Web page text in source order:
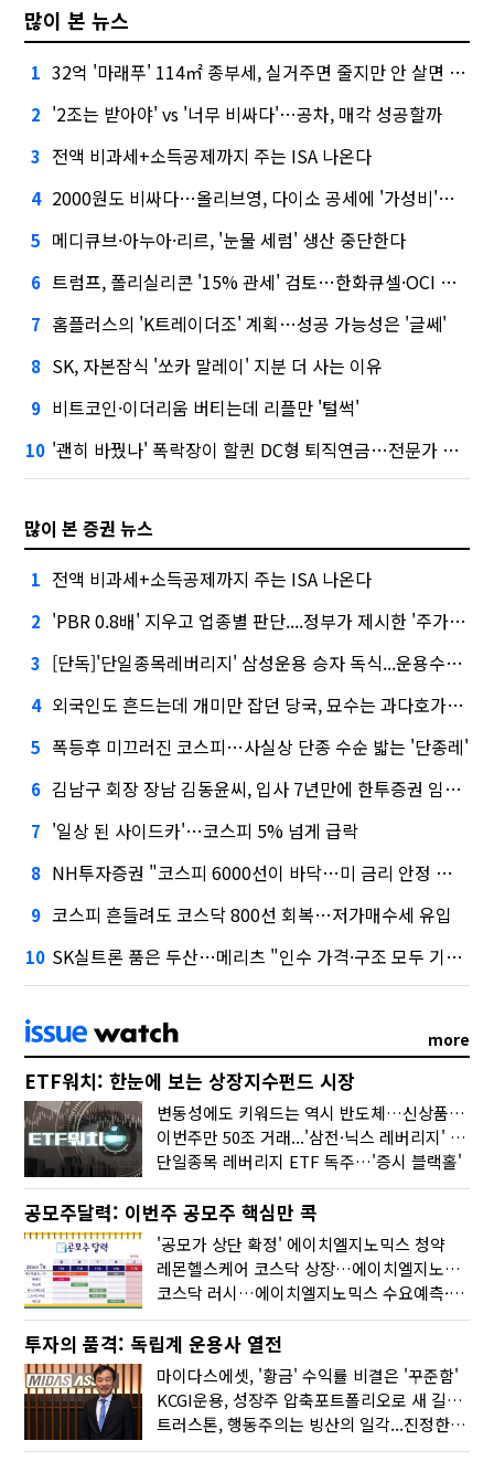
많이 본 뉴스
1 32억 '마래푸' 114㎡ 종부세, 실거주면 줄지만 안 살면 2.5배
2 '2조는 받아야' vs '너무 비싸다'…공차, 매각 성공할까
3 전액 비과세+소득공제까지 주는 ISA 나온다
4 2000원도 비싸다…올리브영, 다이소 공세에 '가성비'로 맞불
5 메디큐브·아누아·리르, '눈물 세럼' 생산 중단한다
6 트럼프, 폴리실리콘 '15% 관세' 검토…한화큐셀·OCI 영향은?
7 홈플러스의 'K트레이더조' 계획…성공 가능성은 '글쎄'
8 SK, 자본잠식 '쏘카 말레이' 지분 더 사는 이유
9 비트코인·이더리움 버티는데 리플만 '털썩'
10 '괜히 바꿨나' 폭락장이 할퀸 DC형 퇴직연금…전문가 조언은
많이 본 증권 뉴스
1 전액 비과세+소득공제까지 주는 ISA 나온다
2 'PBR 0.8배' 지우고 업종별 판단....정부가 제시한 '주가 누르기' 방지법
3 [단독]'단일종목레버리지' 삼성운용 승자 독식...운용수익 미래에셋의 6배
4 외국인도 흔드는데 개미만 잡던 당국, 묘수는 과다호가부담금?
5 폭등후 미끄러진 코스피…사실상 단종 수순 밟는 '단종레'
6 김남구 회장 장남 김동윤씨, 입사 7년만에 한투증권 임원 승진
7 '일상 된 사이드카'…코스피 5% 넘게 급락
8 NH투자증권 "코스피 6000선이 바닥…미 금리 안정 후 추가 회복"
9 코스피 흔들려도 코스닥 800선 회복…저가매수세 유입
10 SK실트론 품은 두산…메리츠 "인수 가격·구조 모두 기대 이상"
more
ETF워치: 한눈에 보는 상장지수펀드 시장
변동성에도 키워드는 역시 반도체…신상품은 우주·방산
이번주만 50조 거래...'삼전·닉스 레버리지' 수익률은 -30%
단일종목 레버리지 ETF 독주…'증시 블랙홀'
공모주달력: 이번주 공모주 핵심만 콕
'공모가 상단 확정' 에이치엘지노믹스 청약
레몬헬스케어 코스닥 상장…에이치엘지노믹스 수요예측
코스닥 러시…에이치엘지노믹스 수요예측·레메디 청약
투자의 품격: 독립계 운용사 열전
마이다스에셋, '황금' 수익률 비결은 '꾸준함'
KCGI운용, 성장주 압축포트폴리오로 새 길을 그리다
트러스톤, 행동주의는 빙산의 일각...진정한 힘은 '주식형 강자'